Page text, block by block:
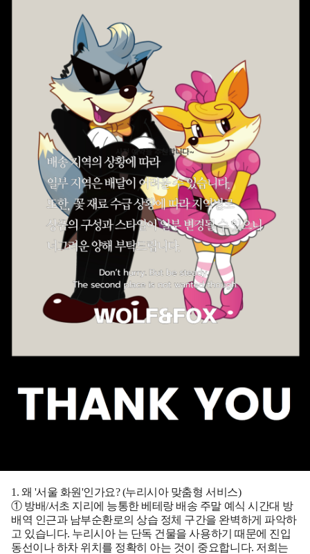
1. 왜 '서울 화원'인가요? (누리시아 맞춤형 서비스)
① 방배/서초 지리에 능통한 베테랑 배송 주말 예식 시간대 방
배역 인근과 남부순환로의 상습 정체 구간을 완벽하게 파악하
고 있습니다. 누리시아 는 단독 건물을 사용하기 때문에 진입
동선이나 하차 위치를 정확히 아는 것이 중요합니다. 저희는